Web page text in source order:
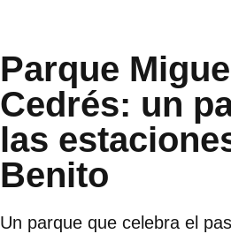
Parque
Cedrés: un
las
Benito
Un parque que celebra el